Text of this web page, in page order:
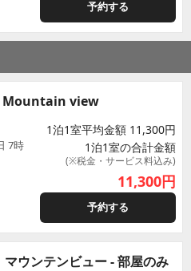
予約する
Mountain view
7時
1泊1室平均金額 11,300円
1泊1室の合計金額
(※税金・サービス料込み)
11,300円
予約する
ウンテンビュー - 部屋のみ